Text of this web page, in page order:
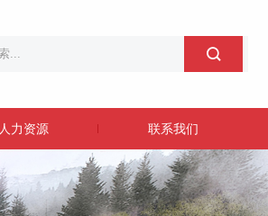
人力资源 联系我们